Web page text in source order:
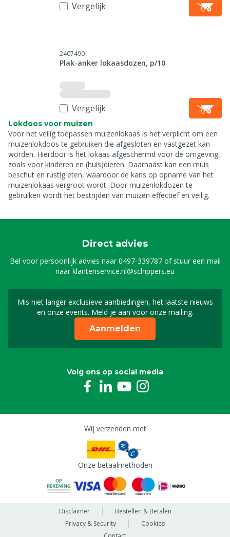
Vergelijk
2407490
Plak-anker lokaasdozen, p/10
Vergelijk
Lokdoos voor muizen
Voor het veilig toepassen muizenlokaas is het verplicht om een
muizenlokdoos te gebruiken die afgesloten en vastgezet kan
worden. Hierdoor is het lokaas afgeschermd voor de omgeving,
zoals voor kinderen en (huis)dieren. Daarnaast kan een muis
beschut en rustig eten, waardoor de kans op opname van het
muizenlokaas vergroot wordt. Door muizenlokdozen te
gebruiken wordt het bestrijden van muizen effectief en veilig.
Direct advies
Bel voor persoonlijk advies naar0497-339787of stuur een mail
naarklantenservice.nl@schippers.eu
Mis niet langer exclusieve aanbiedingen, het laatste nieuws
en onze events. Meld je aan voor onze mailing.
Schrijf je in voor onze
Aanmelden
Volg ons op social media
Wij verzenden met
Onze betaalmethoden
Disclaimer
Bestellen & Betalen
Privacy & Security
Cookies